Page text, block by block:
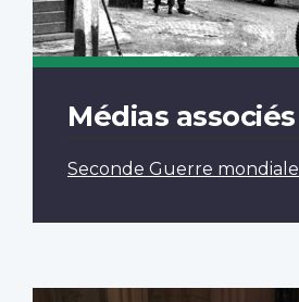
Médias associés
Seconde Guerre mondiale